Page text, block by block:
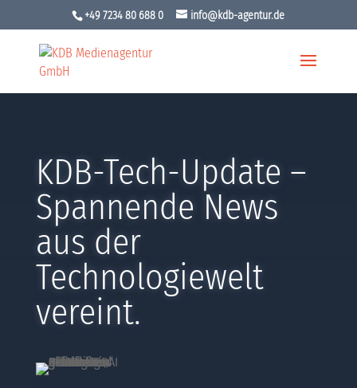
+49 7234 80 688 0 info@kdb-agentur.de
KDB-Tech-Update –
Spannende News
aus der
Technologiewelt
vereint.